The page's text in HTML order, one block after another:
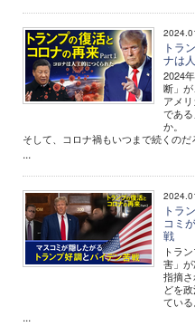
トラ
ナは
2024
断」が
アメ
であ
か。
そして、コロナ禍もいつまで続くのだ
...
トラ
コミ
戦
トラ
害」
指摘
どを
ている。
...